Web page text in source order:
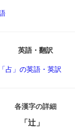
英語・翻訳
「占」の英語・英訳
各漢字の詳細
「辻」